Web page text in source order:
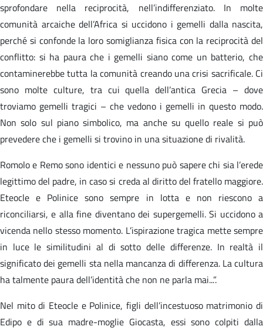
sprofondare nella reciprocità, nell’indifferenziato. In molte
comunità arcaiche dell’Africa si uccidono i gemelli dalla nascita,
perché si confonde la loro somiglianza fisica con la reciprocità del
conflitto: si ha paura che i gemelli siano come un batterio, che
contaminerebbe tutta la comunità creando una crisi sacrificale. Ci
sono molte culture, tra cui quella dell’antica Grecia – dove
troviamo gemelli tragici – che vedono i gemelli in questo modo.
Non solo sul piano simbolico, ma anche su quello reale si può
prevedere che i gemelli si trovino in una situazione di rivalità.
Romolo e Remo sono identici e nessuno può sapere chi sia l’erede
legittimo del padre, in caso si creda al diritto del fratello maggiore.
Eteocle e Polinice sono sempre in lotta e non riescono a
riconciliarsi, e alla fine diventano dei supergemelli. Si uccidono a
vicenda nello stesso momento. L’ispirazione tragica mette sempre
in luce le similitudini al di sotto delle differenze. In realtà il
significato dei gemelli sta nella mancanza di differenza. La cultura
ha talmente paura dell’identità che non ne parla mai...”.
Nel mito di Eteocle e Polinice, figli dell’incestuoso matrimonio di
Edipo e di sua madre-moglie Giocasta, essi sono colpiti dalla